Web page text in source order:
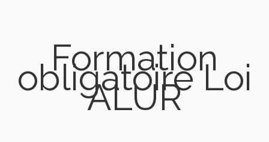
Formation
obligatoire Loi
ALUR